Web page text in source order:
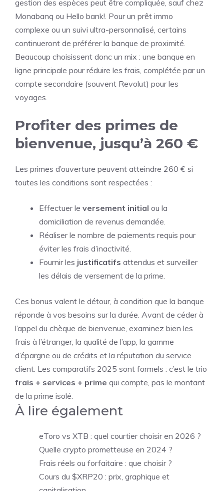
gestion des espèces peut être compliquée, sauf chez
Monabanq ou Hello bank!. Pour un prêt immo
complexe ou un suivi ultra-personnalisé, certains
continueront de préférer la banque de proximité.
Beaucoup choisissent donc un mix : une banque en
ligne principale pour réduire les frais, complétée par un
compte secondaire (souvent Revolut) pour les
voyages.
Profiter des primes de
bienvenue, jusqu’à 260 €
Les primes d’ouverture peuvent atteindre 260 € si
toutes les conditions sont respectées :
Effectuer le versement initial ou la
domiciliation de revenus demandée.
Réaliser le nombre de paiements requis pour
éviter les frais d’inactivité.
Fournir les justificatifs attendus et surveiller
les délais de versement de la prime.
Ces bonus valent le détour, à condition que la banque
réponde à vos besoins sur la durée. Avant de céder à
l’appel du chèque de bienvenue, examinez bien les
frais à l’étranger, la qualité de l’app, la gamme
d’épargne ou de crédits et la réputation du service
client. Les comparatifs 2025 sont formels : c’est le trio
frais + services + prime qui compte, pas le montant
de la prime isolé.
À lire également
eToro vs XTB : quel courtier choisir en 2026 ?
Quelle crypto prometteuse en 2024 ?
Frais réels ou forfaitaire : que choisir ?
Cours du $XRP20 : prix, graphique et